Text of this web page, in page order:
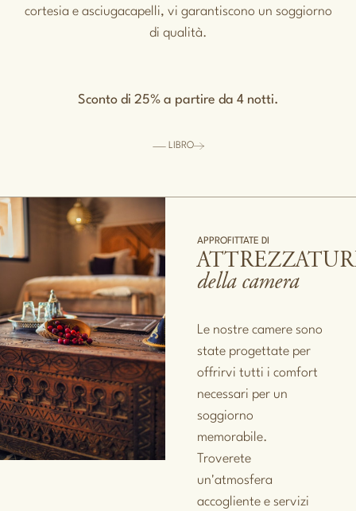
cortesia e asciugacapelli, vi garantiscono un soggiorno
di qualità.
Sconto di 25% a partire da 4 notti.
LIBRO
APPROFITTATE DI
della camera
Le nostre camere sono
state progettate per
offrirvi tutti i comfort
necessari per un
soggiorno
memorabile.
Troverete
un'atmosfera
accogliente e servizi